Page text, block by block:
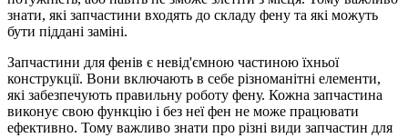
знати, які запчастини входять до складу фену та які можуть
бути піддані заміні.
Запчастини для фенів є невід'ємною частиною їхньої
конструкції. Вони включають в себе різноманітні елементи,
які забезпечують правильну роботу фену. Кожна запчастина
виконує свою функцію і без неї фен не може працювати
ефективно. Тому важливо знати про різні види запчастин для